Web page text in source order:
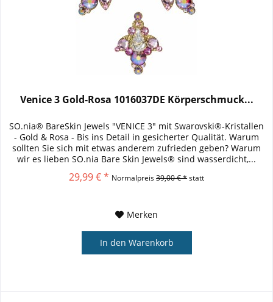
Venice 3 Gold-Rosa 1016037DE Körperschmuck...
SO.nia® BareSkin Jewels "VENICE 3" mit Swarovski®-Kristallen
- Gold & Rosa - Bis ins Detail in gesicherter Qualität. Warum
sollten Sie sich mit etwas anderem zufrieden geben? Warum
wir es lieben SO.nia Bare Skin Jewels® sind wasserdicht,...
29,99 € * Normalpreis39,00 € *statt
Merken
In den Warenkorb